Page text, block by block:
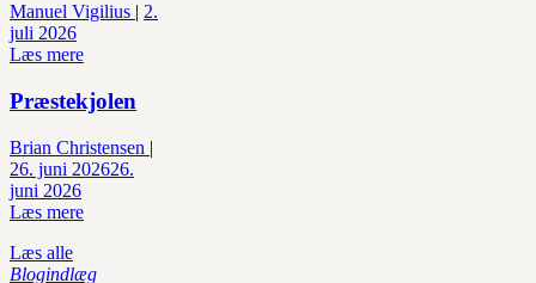
Manuel Vigilius | 2.
juli 2026
Læs mere
Præstekjolen
Brian Christensen |
26. juni 202626.
juni 2026
Læs mere
Læs alle
Blogindlæg